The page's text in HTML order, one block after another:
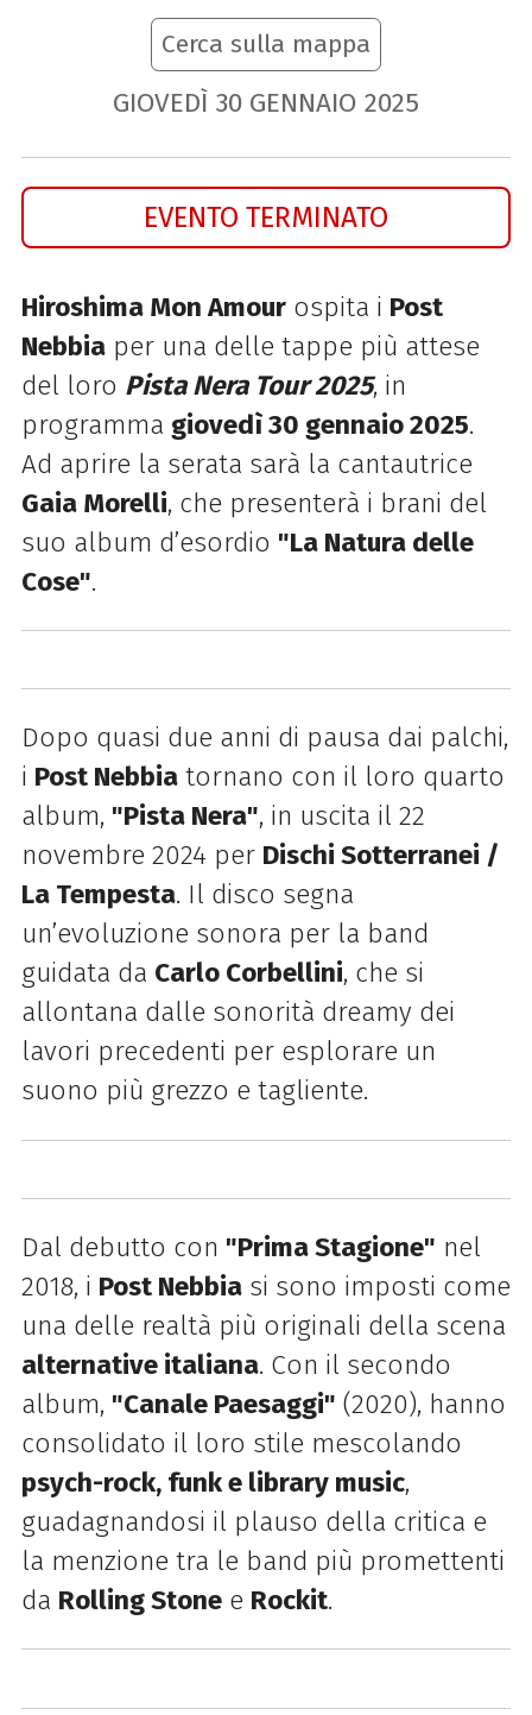
Cerca sulla mappa
GIOVEDÌ 30 GENNAIO 2025
EVENTO TERMINATO
Hiroshima Mon Amourospita i Post
Nebbiaper una delle tappe più attese
del loro Pista Nera Tour 2025, in
programma giovedì 30 gennaio 2025.
Ad aprire la serata sarà la cantautrice
Gaia Morelli, che presenterà i brani del
suo album d’esordio "La Natura delle
Cose".
Dopo quasi due anni di pausa dai palchi,
i Post Nebbiatornano con il loro quarto
album, "Pista Nera", in uscita il 22
novembre 2024 per Dischi Sotterranei /
La Tempesta. Il disco segna
un’evoluzione sonora per la band
guidata da Carlo Corbellini, che si
allontana dalle sonorità dreamy dei
lavori precedenti per esplorare un
suono più grezzo e tagliente.
Dal debutto con "Prima Stagione" nel
2018, i Post Nebbiasi sono imposti come
una delle realtà più originali della scena
alternative italiana. Con il secondo
album, "Canale Paesaggi" (2020), hanno
consolidato il loro stile mescolando
psych-rock, funk e library music,
guadagnandosi il plauso della critica e
la menzione tra le band più promettenti
da Rolling Stonee Rockit.